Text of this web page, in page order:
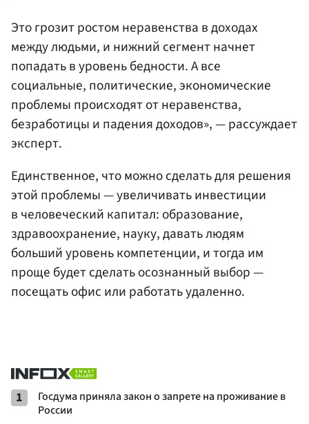
Это грозит ростом неравенства в доходах
между людьми, и нижний сегмент начнет
попадать в уровень бедности. А все
социальные, политические, экономические
проблемы происходят от неравенства,
безработицы и падения доходов», — рассуждает
эксперт.
Единственное, что можно сделать для решения
этой проблемы — увеличивать инвестиции
в человеческий капитал: образование,
здравоохранение, науку, давать людям
больший уровень компетенции, и тогда им
проще будет сделать осознанный выбор —
посещать офис или работать удаленно.
1
Госдума приняла закон о запрете на проживание в
России